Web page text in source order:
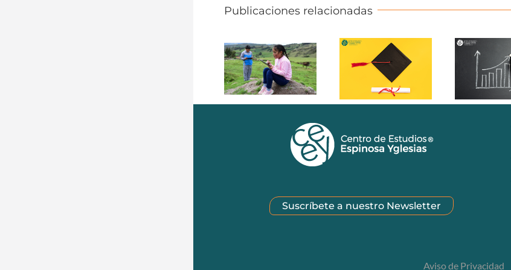
Publicaciones relacionadas
Suscríbete a nuestro Newsletter
Aviso de Privacidad